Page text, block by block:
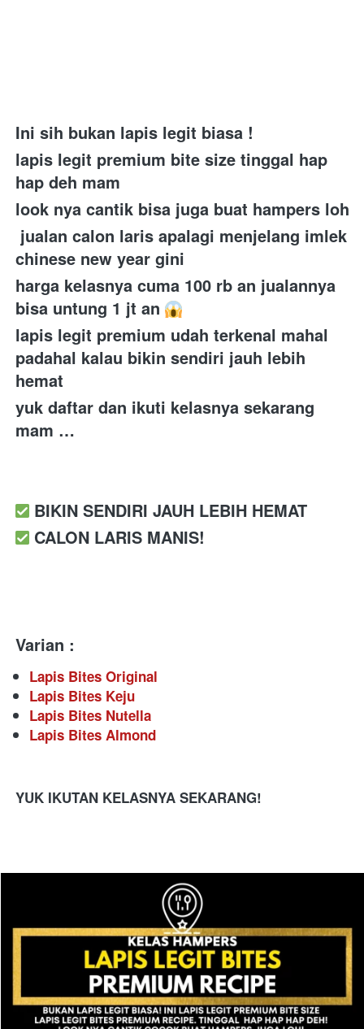
Ini sih bukan lapis legit biasa !
lapis legit premium bite size tinggal hap
hap deh mam
chinese new year gini
harga kelasnya cuma 100 rb an jualannya
bisa untung 1 jt an
lapis legit premium udah terkenal mahal
padahal kalau bikin sendiri jauh lebih
hemat
yuk daftar dan ikuti kelasnya sekarang
mam …
️ BIKIN SENDIRI JAUH LEBIH HEMAT
️ CALON LARIS MANIS!
Varian :
Lapis Bites Original
Lapis Bites Keju
Lapis Bites Nutella
Lapis Bites Almond
YUK IKUTAN KELASNYA SEKARANG!